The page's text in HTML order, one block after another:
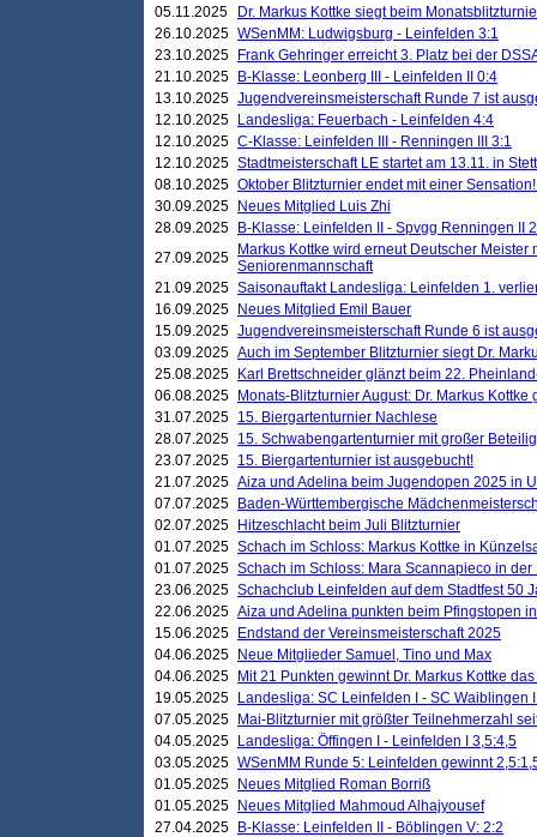
05.11.2025
Dr. Markus Kottke siegt beim
26.10.2025 WSenMM: Ludwigsburg - Leinfelden 3:1
23.10.2025
Frank Gehringer erreicht 3. Platz bei der
21.10.2025
B-Klasse: Leonberg III - Leinfelden II 0:4
13.10.2025 Jugendvereinsmeisterschaft Runde 7 ist
12.10.2025
Landesliga: Feuerbach - Leinfelden 4:4
12.10.2025 C-Klasse: Leinfelden III - Renningen III 3:1
12.10.2025 Stadtmeisterschaft LE startet am 13.11. in
08.10.2025 Oktober Blitzturnier endet mit einer
30.09.2025
Neues Mitglied Luis Zhi
28.09.2025
B-Klasse: Leinfelden II - Spvgg Renningen II
27.09.2025
Markus Kottke wird erneut Deutscher Meister
Seniorenmannschaft
21.09.2025 Saisonauftakt Landesliga: Leinfelden 1.
16.09.2025
Neues Mitglied Emil Bauer
15.09.2025 Jugendvereinsmeisterschaft Runde 6 ist
03.09.2025 Auch im September Blitzturnier siegt Dr.
25.08.2025
Karl Brettschneider glänzt beim 22.
06.08.2025
Monats-Blitzturnier August: Dr. Markus Kottke
31.07.2025 15. Biergartenturnier Nachlese
28.07.2025 15. Schwabengartenturnier mit großer
23.07.2025 15. Biergartenturnier ist ausgebucht!
21.07.2025 Aiza und Adelina beim Jugendopen 2025 in
07.07.2025
Baden-Württembergische
02.07.2025
Hitzeschlacht beim Juli Blitzturnier
01.07.2025 Schach im Schloss: Markus Kottke in
01.07.2025 Schach im Schloss: Mara Scannapieco in der
23.06.2025 Schachclub Leinfelden auf dem Stadtfest 50
22.06.2025 Aiza und Adelina punkten beim Pfingstopen
15.06.2025
Endstand der Vereinsmeisterschaft 2025
04.06.2025
Neue Mitglieder Samuel, Tino und Max
04.06.2025
Mit 21 Punkten gewinnt Dr. Markus Kottke
19.05.2025
Landesliga: SC Leinfelden I - SC Waiblingen
07.05.2025
Mai-Blitzturnier mit größter Teilnehmerzahl
04.05.2025
Landesliga: Öffingen I - Leinfelden I 3,5:4,5
03.05.2025 WSenMM Runde 5: Leinfelden gewinnt
01.05.2025
Neues Mitglied Roman Borriß
01.05.2025
Neues Mitglied Mahmoud Alhajyousef
27.04.2025
B-Klasse: Leinfelden II - Böblingen V: 2:2